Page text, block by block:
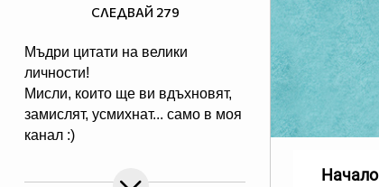
Мъдри цитати на велики
личности!
Мисли, които ще ви вдъхновят,
замислят, усмихнат... само в моя
канал :)
СЛЕДВАЙ 279
Начало